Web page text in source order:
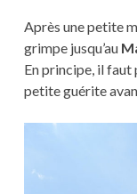
Après une petite
grimpe jusqu’au
En principe, il faut
petite guérite